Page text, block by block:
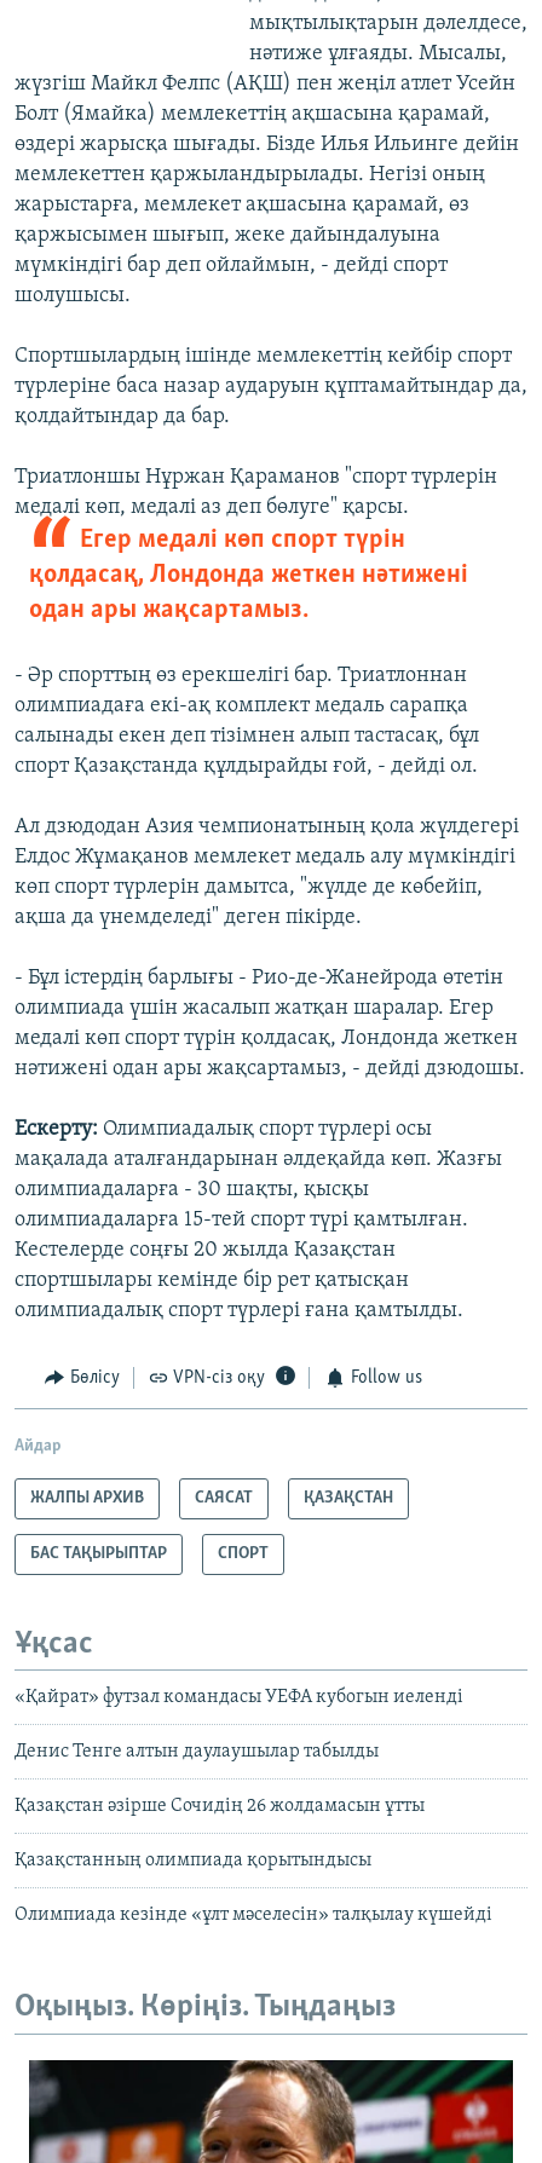
мықтылықтарын дәлелдесе,
нәтиже ұлғаяды. Мысалы,
жүзгіш Майкл Фелпс (АҚШ) пен жеңіл атлет Усейн
Болт (Ямайка) мемлекеттің ақшасына қарамай,
өздері жарысқа шығады. Бізде Илья Ильинге дейін
мемлекеттен қаржыландырылады. Негізі оның
жарыстарға, мемлекет ақшасына қарамай, өз
қаржысымен шығып, жеке дайындалуына
мүмкіндігі бар деп ойлаймын, - дейді спорт
шолушысы.
Спортшылардың ішінде мемлекеттің кейбір спорт
түрлеріне баса назар аударуын құптамайтындар да,
қолдайтындар да бар.
Триатлоншы Нұржан Қараманов "спорт түрлерін
медалі көп, медалі аз деп бөлуге" қарсы.
Егер медалі көп спорт түрін
қолдасақ, Лондонда жеткен нәтижені
одан ары жақсартамыз.
- Әр спорттың өз ерекшелігі бар. Триатлоннан
олимпиадаға екі-ақ комплект медаль сарапқа
салынады екен деп тізімнен алып тастасақ, бұл
спорт Қазақстанда құлдырайды ғой, - дейді ол.
Ал дзюдодан Азия чемпионатының қола жүлдегері
Елдос Жұмақанов мемлекет медаль алу мүмкіндігі
көп спорт түрлерін дамытса, "жүлде де көбейіп,
ақша да үнемделеді" деген пікірде.
- Бұл істердің барлығы - Рио-де-Жанейрода өтетін
олимпиада үшін жасалып жатқан шаралар. Егер
медалі көп спорт түрін қолдасақ, Лондонда жеткен
нәтижені одан ары жақсартамыз, - дейді дзюдошы.
Ескерту: Олимпиадалық спорт түрлері осы
мақалада аталғандарынан әлдеқайда көп. Жазғы
олимпиадаларға - 30 шақты, қысқы
олимпиадаларға 15-тей спорт түрі қамтылған.
Кестелерде соңғы 20 жылда Қазақстан
спортшылары кемінде бір рет қатысқан
олимпиадалық спорт түрлері ғана қамтылды.
Бөлісу VPN-сіз оқу Follow us
Айдар
ЖАЛПЫ АРХИВ САЯСАТ ҚАЗАҚСТАН
БАС ТАҚЫРЫПТАР СПОРТ
Ұқсас
«Қайрат» футзал командасы УЕФА кубогын иеленді
Денис Тенге алтын даулаушылар табылды
Қазақстан әзірше Сочидің 26 жолдамасын ұтты
Қазақстанның олимпиада қорытындысы
Олимпиада кезінде «ұлт мәселесін» талқылау күшейді
Оқыңыз. Көріңіз. Тыңдаңыз